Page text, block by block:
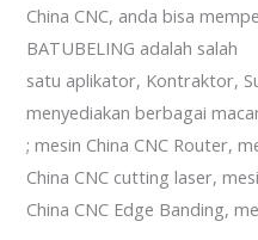
China CNC, anda bisa
BATUBELING adalah salah
satu aplikator, Kontraktor,
menyediakan berbagai
; mesin China CNC Router,
China CNC cutting laser,
China CNC Edge Banding,